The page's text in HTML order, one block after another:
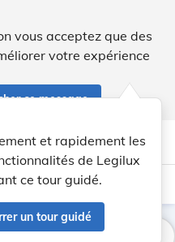
vous acceptez que des
votre expérience
ce message
help Aide
et rapidement les
de Legilux
ce tour guidé.
un tour guidé
light_mode dark_mode